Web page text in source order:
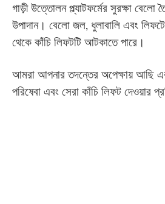
গাড়ী উত্তোলন প্ল্যাটফর্মের সুরক্ষা বেলো
উপাদান। বেলো জল, ধুলাবালি এবং
থেকে কাঁচি লিফটটি আটকাতে পারে।
আমরা আপনার তদন্তের অপেক্ষায় আছি
পরিষেবা এবং সেরা কাঁচি লিফট দেওয়ার